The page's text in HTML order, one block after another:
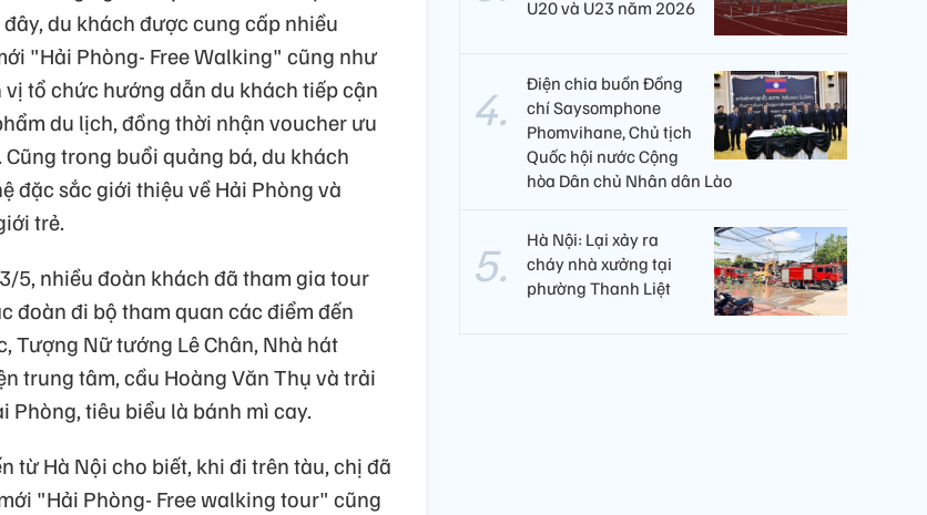
du khách được cung cấp nhiều
"Hải Phòng- Free Walking" cũng như
tổ chức hướng dẫn du khách tiếp cận
du lịch, đồng thời nhận voucher ưu
trong buổi quảng bá, du khách
đặc sắc giới thiệu về Hải Phòng và
trẻ.
5, nhiều đoàn khách đã tham gia tour
đoàn đi bộ tham quan các điểm đến
Tượng Nữ tướng Lê Chân, Nhà hát
trung tâm, cầu Hoàng Văn Thụ và trải
tiêu biểu là bánh mì cay.
từ Hà Nội cho biết, khi đi trên tàu, chị đã
"Hải Phòng- Free walking tour" cũng
U20 và U23 năm 2026
Điện chia buồn Đồng
chí Saysomphone
Phomvihane, Chủ tịch
Quốc hội nước Cộng
hòa Dân chủ Nhân dân Lào
Hà Nội: Lại xảy ra
cháy nhà xưởng tại
phường Thanh Liệt